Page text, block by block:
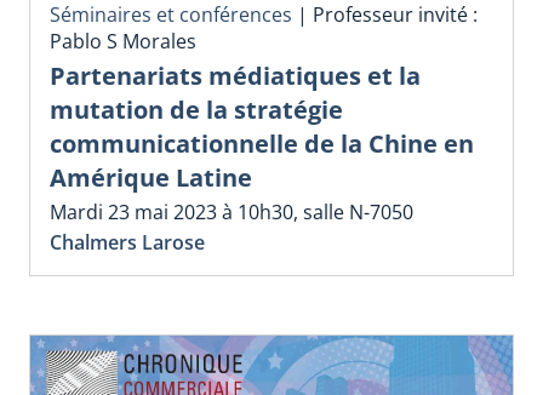
Séminaires et conférences | Professeur invité :
Pablo S Morales
Partenariats médiatiques et la
mutation de la stratégie
communicationnelle de la Chine en
Amérique Latine
Mardi 23 mai 2023 à 10h30, salle N-7050
Chalmers Larose